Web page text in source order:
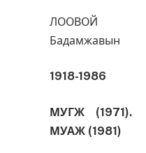
ЛООВОЙ
Бадамжавын
1918-1986
МУГЖ (1971).
МУАЖ (1981)